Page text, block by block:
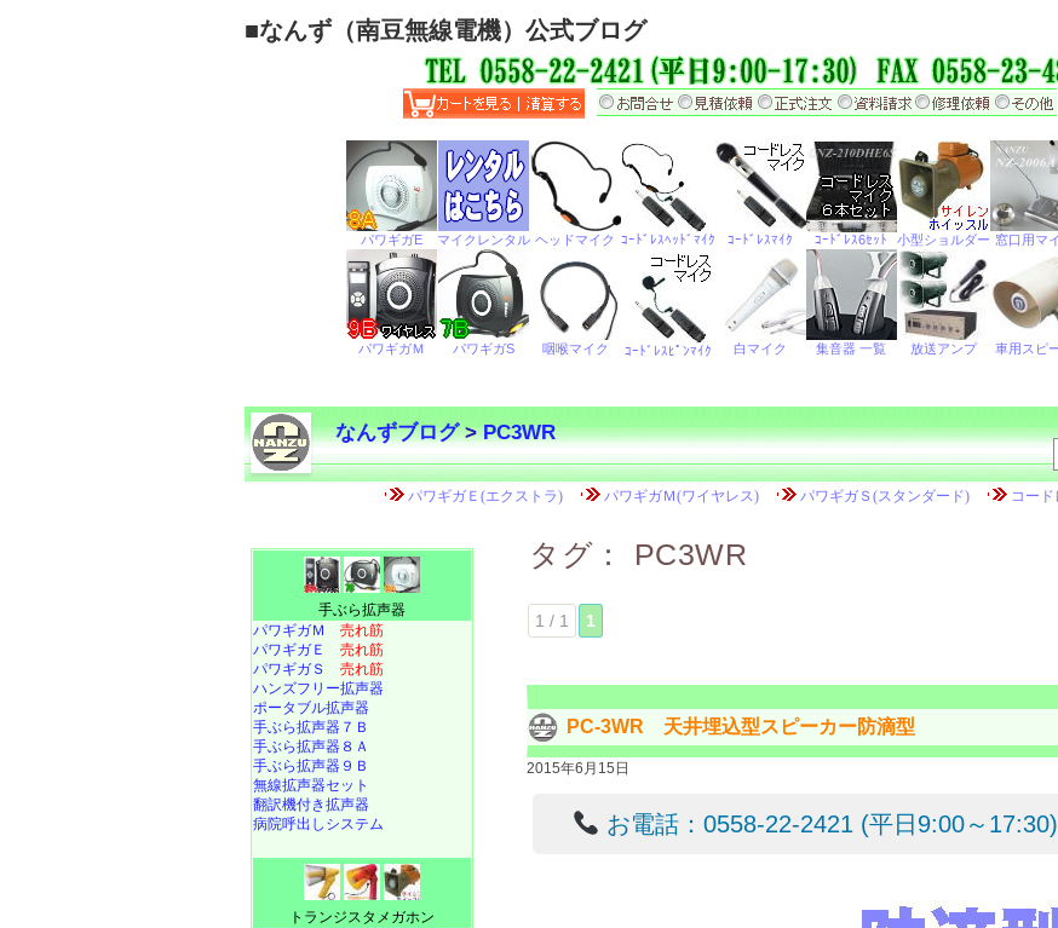
■なんず（南豆無線電機）公式ブログ
なんずブログ>PC3WR
タグ： PC3WR
1 / 1 1
PC-3WR 天井埋込型スピーカー防滴型
2015年6月15日
お電話：0558-22-2421 (平日9:00～17:30)
手ぶら拡声器
パワギガＭ 売れ筋
パワギガＥ 売れ筋
パワギガＳ 売れ筋
ハンズフリー拡声器
ポータブル拡声器
手ぶら拡声器７Ｂ
手ぶら拡声器８Ａ
手ぶら拡声器９Ｂ
無線拡声器セット
翻訳機付き拡声器
病院呼出しシステム
トランジスタメガホン